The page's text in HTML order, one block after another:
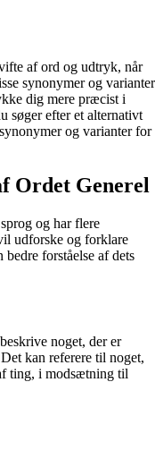
af ord og udtryk, når
synonymer og varianter
dig mere præcist i
søger efter et alternativt
og varianter for
Ordet Generel
og har flere
udforske og forklare
forståelse af dets
noget, der er
kan referere til noget,
ting, i modsætning til